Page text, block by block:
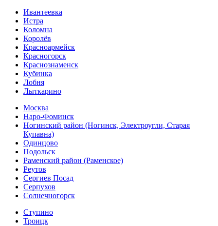
Ивантеевка
Истра
Коломна
Королёв
Красноармейск
Красногорск
Краснознаменск
Кубинка
Лобня
Лыткарино
Москва
Наро-Фоминск
Ногинский район (Ногинск, Электроугли, Старая
Купавна)
Одинцово
Подольск
Раменский район (Раменское)
Реутов
Сергиев Посад
Серпухов
Солнечногорск
Ступино
Троицк